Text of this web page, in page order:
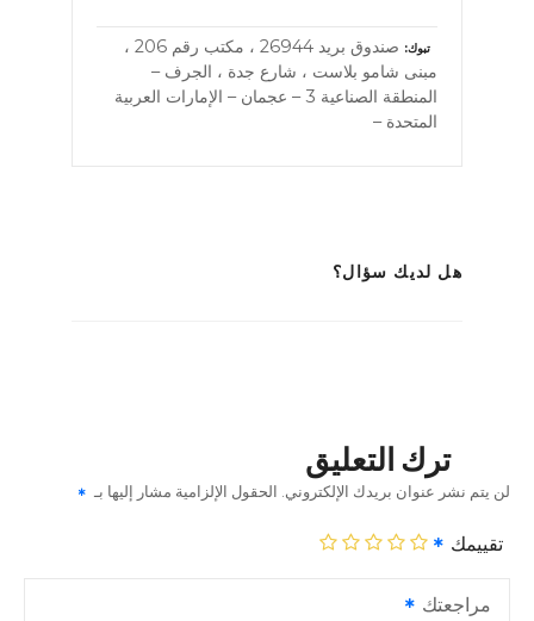
تبوك
صندوق بريد 26944 ، مكتب رقم 206 ،
مبنى شامو بلاست ، شارع جدة ، الجرف –
المنطقة الصناعية 3 – عجمان – الإمارات العربية
المتحدة –
هل لديك سؤال؟
ترك التعليق
لن يتم نشر عنوان بريدك الإلكتروني. الحقول الإلزامية مشار إليها بـ
تقييمك
مراجعتك